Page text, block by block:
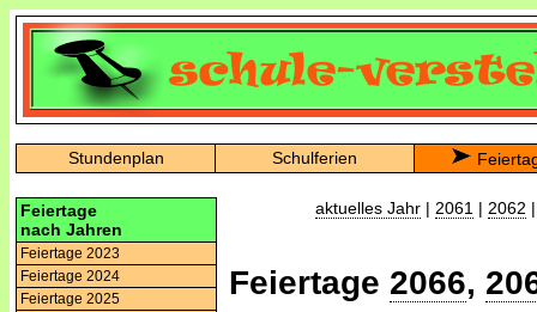
Stundenplan Schulferien
Feiertage
nach Jahren
Feiertage 2023
Feiertage 2024
Feiertage 2025
aktuelles Jahr | 2061 | 2062
Feiertage 2066,